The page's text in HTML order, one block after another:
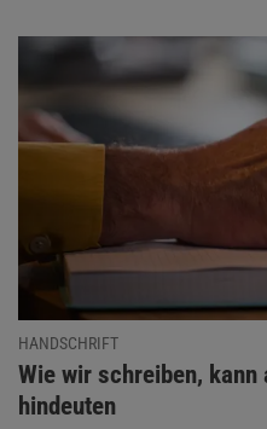
HANDSCHRIFT
:
Wie wir schreiben,
hindeuten